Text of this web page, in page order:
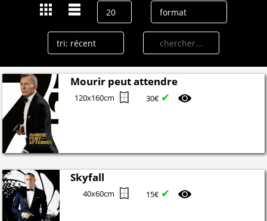
Mourir peut attendre
120x160cm 30€ ✔
Skyfall
40x60cm 15€ ✔